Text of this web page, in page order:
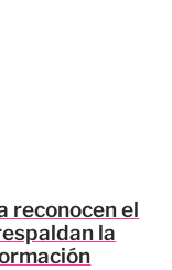
reconocen el
la